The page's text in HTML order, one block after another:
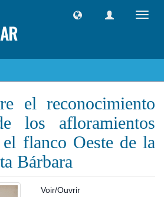
el reconocimiento
los afloramientos
flanco Oeste de la
Bárbara
Voir/Ouvrir